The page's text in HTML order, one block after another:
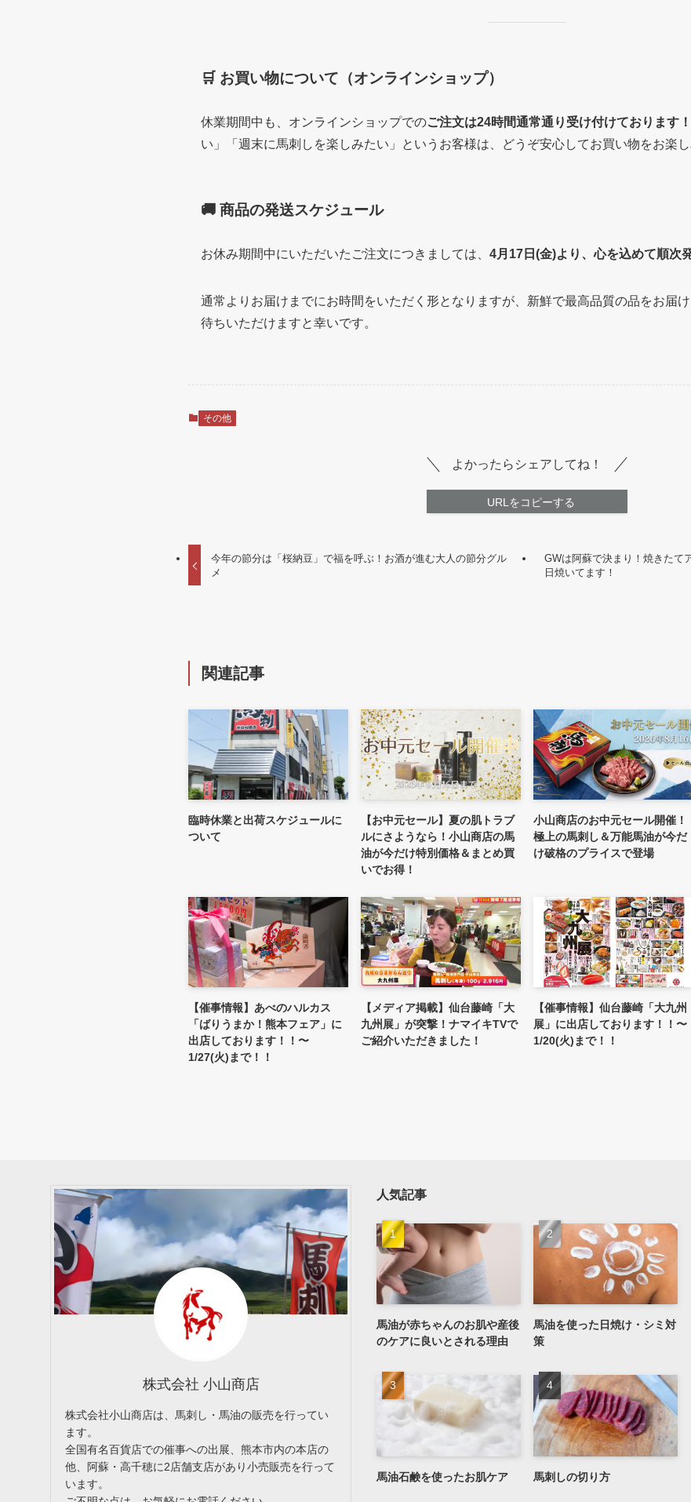
🛒 お買い物について（オンラインショップ）
休業期間中も、オンラインショップでのご注文は24時間通常通り受け付けております！
い」「週末に馬刺しを楽しみたい」というお客様は、どうぞ安心してお買い物をお楽し
🚚 商品の発送スケジュール
お休み期間中にいただいたご注文につきましては、 4月17日(金)より、心を込めて順次
通常よりお届けまでにお時間をいただく形となりますが、新鮮で最高品質の品をお届
待ちいただけますと幸いです。
その他
よかったらシェアしてね！
URLをコピーする
今年の節分は「桜納豆」で福を呼ぶ！お酒が進む大人の節分グル
メ
GWは阿蘇で決まり！焼きたて
日焼いてます！
関連記事
臨時休業と出荷スケジュールに
ついて
【お中元セール】夏の肌トラブ
ルにさようなら！小山商店の馬
油が今だけ特別価格＆まとめ買
いでお得！
小山商店のお中元セール開催！
極上の馬刺し＆万能馬油が今だ
け破格のプライスで登場
【催事情報】あべのハルカス
「ばりうまか！熊本フェア」に
出店しております！！〜
1/27(火)まで！！
【メディア掲載】仙台藤崎「大
九州展」が突撃！ナマイキTVで
ご紹介いただきました！
【催事情報】仙台藤崎「大九州
展」に出店しております！！〜
1/20(火)まで！！
株式会社 小山商店
株式会社小山商店は、馬刺し・馬油の販売を行ってい
ます。
全国有名百貨店での催事への出展、熊本市内の本店の
他、阿蘇・高千穂に2店舗支店があり小売販売を行って
います。
人気記事
馬油が赤ちゃんのお肌や産後
のケアに良いとされる理由
馬油を使った日焼け・シミ対
策
馬油石鹸を使ったお肌ケア 馬刺しの切り方